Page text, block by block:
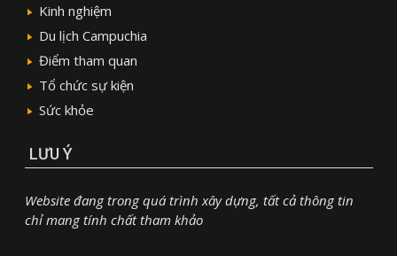
Kinh nghiệm
Du lịch Campuchia
Điểm tham quan
Tổ chức sự kiện
Sức khỏe
LƯU Ý
Website đang trong quá trình xây dựng, tất cả thông tin
chỉ mang tính chất tham khảo